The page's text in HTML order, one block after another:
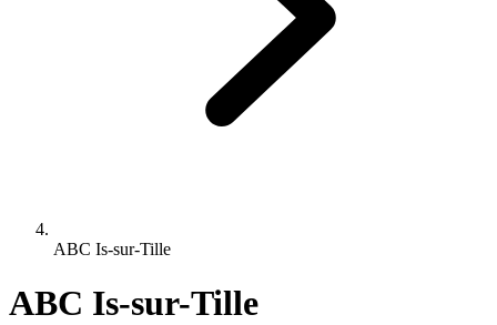
ABC Is-sur-Tille
ABC Is-sur-Tille